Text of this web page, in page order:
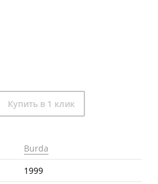
Купить в 1 клик
Burda
1999